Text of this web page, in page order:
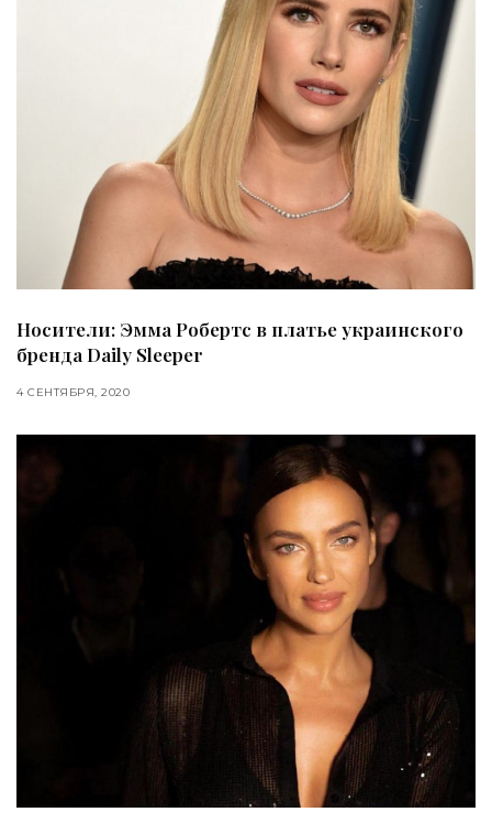
Носители: Эмма Робертс в платье украинского
бренда Daily Sleeper
4 СЕНТЯБРЯ, 2020